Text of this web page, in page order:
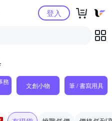
Yahoo購物中心登入
務
文創小物 筆 / 書寫用具